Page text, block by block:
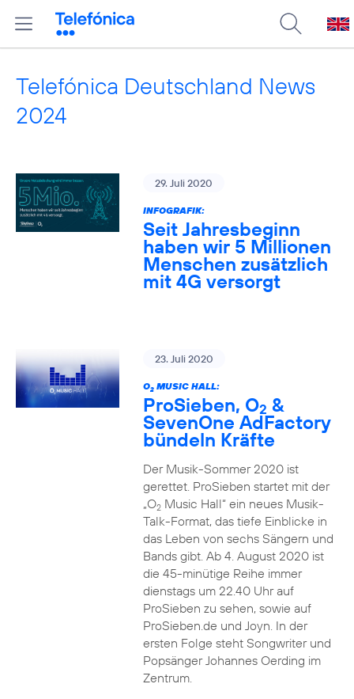
Telefónica Deutschland News
2024
29. Juli 2020
INFOGRAFIK:
Seit Jahresbeginn
haben wir 5 Millionen
Menschen zusätzlich
mit 4G versorgt
23. Juli 2020
O2MUSIC HALL:
ProSieben, O2 &
SevenOne AdFactory
bündeln Kräfte
Der Musik-Sommer 2020 ist
gerettet. ProSieben startet mit der
„O2Music Hall“ ein neues Musik-
Talk-Format, das tiefe Einblicke in
das Leben von sechs Sängern und
Bands gibt. Ab 4. August 2020 ist
die 45-minütige Reihe immer
dienstags um 22.40 Uhr auf
ProSieben zu sehen, sowie auf
ProSieben.de und Joyn. In der
ersten Folge steht Songwriter und
Popsänger Johannes Oerding im
Zentrum.